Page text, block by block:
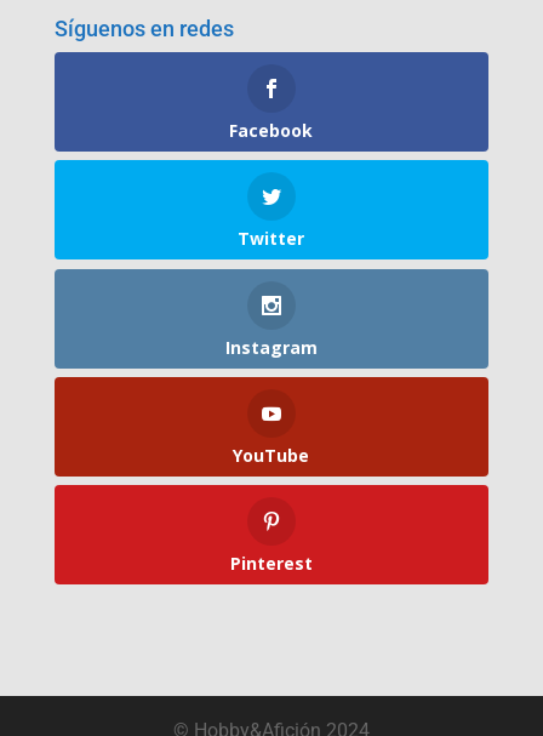
Síguenos en redes
Facebook
Twitter
Instagram
YouTube
Pinterest
© Hobby&Afición 2024